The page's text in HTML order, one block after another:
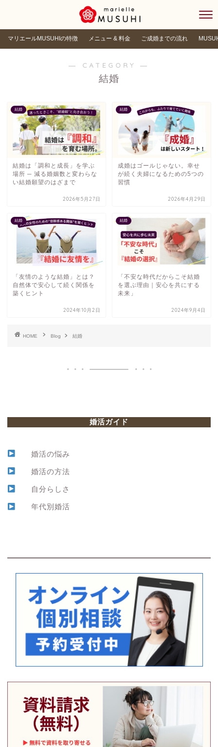
マリエールMUSUHIの特徴 メニュー & 料金 ご成婚までの流れ
― CATEGORY ―
結婚
結婚
結婚は「調和と成長」を学ぶ
場所 ─ 減る婚姻数と変わらな
い結婚願望のはざまで
2026年5月27日
結婚
成婚はゴールじゃない。幸せ
が続く夫婦になるための5つの
習慣
2026年4月29日
結婚
「友情のような結婚」とは？
自然体で安心して続く関係を
築くヒント
2024年10月2日
結婚
「不安な時代だからこそ結婚
を選ぶ理由｜安心を共にする
未来」
2024年9月4日
HOME Blog 結婚
婚活ガイド
婚活の悩み
婚活の方法
自分らしさ
年代別婚活